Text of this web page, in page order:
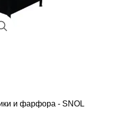
и фарфора - SNOL